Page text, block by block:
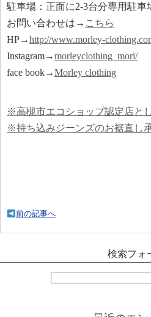
駐車場：正面に2-3台分専用駐車
お問い合わせは→ こちら
HP→http://www.morley-
Instagram→morleyclothing_mori/
face book→Morley clothing
※高槻市エコショップ認定店と
※持ち込みジーンズのお裾直し
前の記事へ
検索フォ